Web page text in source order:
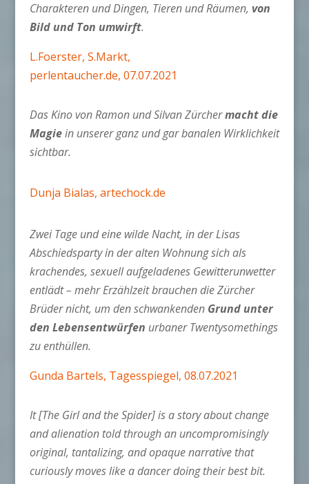
Charakteren und Dingen, Tieren und Räumen, von
Bild und Ton umwirft.
L.Foerster, S.Markt,
perlentaucher.de, 07.07.2021
Das Kino von Ramon und Silvan Zürchermacht die
Magiein unserer ganz und gar banalen Wirk­lich­keit
sichtbar.
Dunja Bialas, artechock.de
Zwei Tage und eine wilde Nacht, in der Lisas
Abschiedsparty in der alten Wohnung sich als
krachendes, sexuell aufgeladenes Gewitterunwetter
entlädt – mehr Erzählzeit brauchen die Zürcher
Brüder nicht, um den schwankenden Grund unter
den Lebensentwürfen urbaner Twentysomethings
zu enthüllen.
Gunda Bartels, Tagesspiegel, 08.07.2021
It [The Girl and the Spider] is a story about change
and alienation told through an uncompromisingly
original, tantalizing, and opaque narrative that
curiously moves like a dancer doing their best bit.